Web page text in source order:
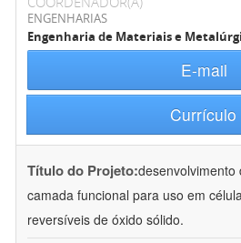
ENGENHARIAS
Engenharia de Materiais e
E-mail
Currículo
Título do Projeto:desenvolvimento
camada funcional para uso em
reversíveis de óxido sólido.